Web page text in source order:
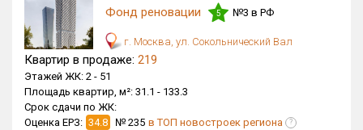
Фонд реновации 5 №3 в РФ
г. Москва, ул. Сокольнический Вал
Квартир в продаже: 219
Этажей ЖК: 2 - 51
Площадь квартир, м²: 31.1 - 133.3
Срок сдачи по ЖК:
Оценка ЕРЗ: 34.8 № 235 в ТОП новостроек региона ?